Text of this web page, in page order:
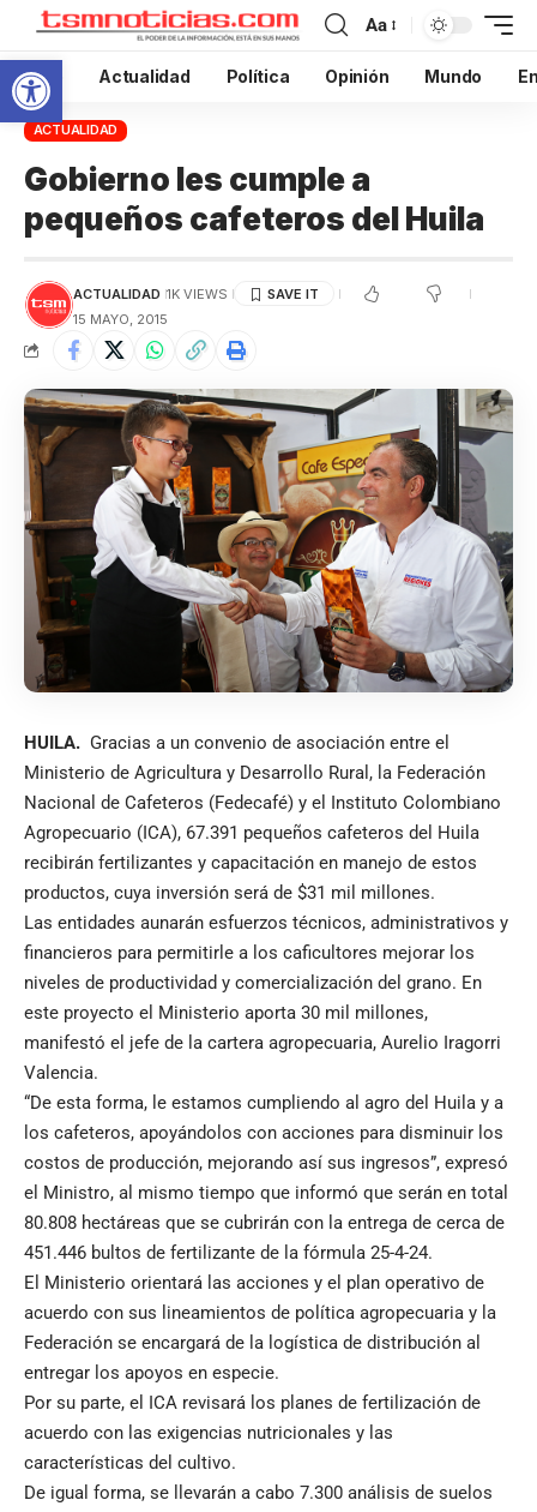
Abrir barra de herramientas
Aa
Inicio Actualidad Política Opinión Mundo
ACTUALIDAD
Gobierno les cumple a
pequeños cafeteros del Huila
ACTUALIDAD 1K VIEWS
15 MAYO, 2015
HUILA. Gracias a un convenio de asociación entre el
Ministerio de Agricultura y Desarrollo Rural, la Federación
Nacional de Cafeteros (Fedecafé) y el Instituto Colombiano
Agropecuario (ICA), 67.391 pequeños cafeteros del Huila
recibirán fertilizantes y capacitación en manejo de estos
productos, cuya inversión será de $31 mil millones.
Las entidades aunarán esfuerzos técnicos, administrativos y
financieros para permitirle a los caficultores mejorar los
niveles de productividad y comercialización del grano. En
este proyecto el Ministerio aporta 30 mil millones,
manifestó el jefe de la cartera agropecuaria, Aurelio Iragorri
Valencia.
“De esta forma, le estamos cumpliendo al agro del Huila y a
los cafeteros, apoyándolos con acciones para disminuir los
costos de producción, mejorando así sus ingresos”, expresó
el Ministro, al mismo tiempo que informó que serán en total
80.808 hectáreas que se cubrirán con la entrega de cerca de
451.446 bultos de fertilizante de la fórmula 25-4-24.
El Ministerio orientará las acciones y el plan operativo de
acuerdo con sus lineamientos de política agropecuaria y la
Federación se encargará de la logística de distribución al
entregar los apoyos en especie.
Por su parte, el ICA revisará los planes de fertilización de
acuerdo con las exigencias nutricionales y las
características del cultivo.
De igual forma, se llevarán a cabo 7.300 análisis de suelos